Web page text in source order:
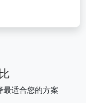
最适合您的方案